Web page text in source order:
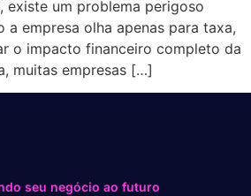
existe um problema perigoso
a empresa olha apenas para taxa,
o impacto financeiro completo da
muitas empresas […]
seu negócio ao futuro